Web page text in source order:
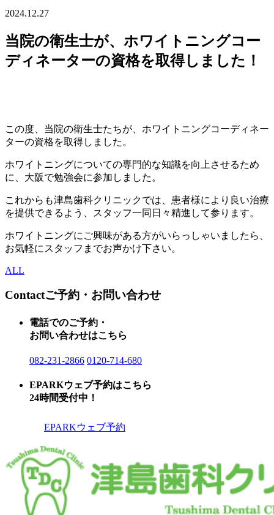
2024.12.27
当院の衛生士が、ホワイトニングコー
ディネーターの資格を取得しました！
この度、当院の衛生士たちが、ホワイトニングコーディネー
ターの資格を取得しました。
ホワイトニングについての専門的な知識を向上させるため
に、大阪で勉強会に参加しました。
これからも津島歯科クリニックでは、患者様により良い治療
を提供できるよう、スタッフ一同日々精進して参ります。
ホワイトニングにご興味がある方がいらっしゃいましたら、
お気軽にスタッフまでお声かけ下さい。
ALL
Contactご予約・お問い合わせ
電話でのご予約・
お問い合わせはこちら
082-231-2866 0120-714-680
EPARKウェブ予約はこちら
24時間受付中！
EPARKウェブ予約